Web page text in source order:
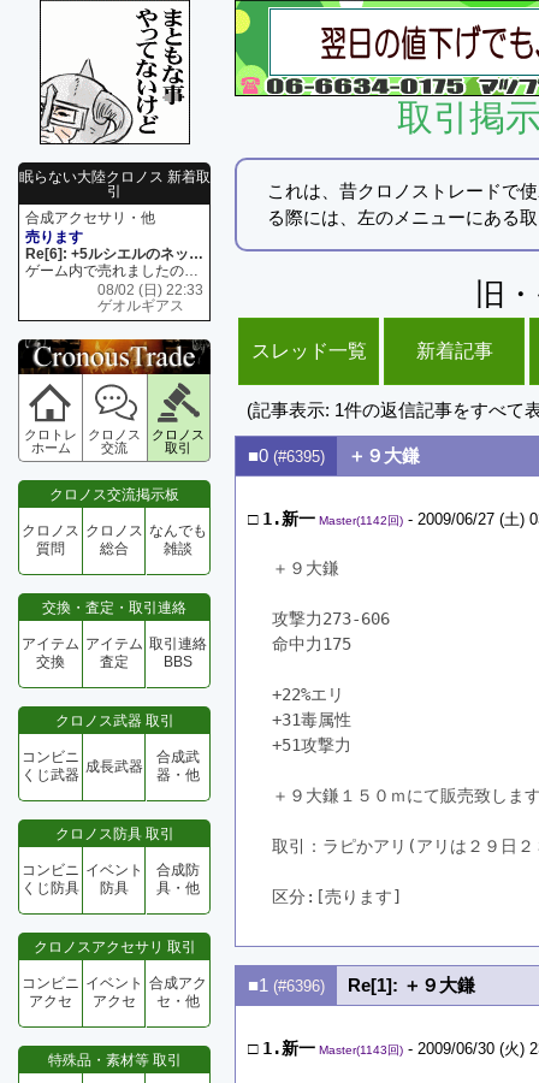
眠らない大陸クロノス 新着取
引
合成アクセサリ・他
売ります
Re[6]: +5ルシエルのネックレス
ゲーム内で売れましたので 在庫がネク1 リング4 となります リングのお値段は80G といたします
08/02 (日) 22:33
ゲオルギアス
クロトレ
ホーム
クロノス
交流
クロノス
取引
クロノス交流掲示板
クロノス
質問
クロノス
総合
なんでも
雑談
交換・査定・取引連絡
アイテム
交換
アイテム
査定
取引連絡
BBS
クロノス武器 取引
コンビニ
くじ武器 成長武器
合成武
器・他
クロノス防具 取引
コンビニ
くじ防具
イベント
防具
合成防
具・他
クロノスアクセサリ 取引
コンビニ
アクセ
イベント
アクセ
合成アク
セ・他
特殊品・素材等 取引
取引掲
これは、昔クロノストレードで
る際には、左のメニューにある
旧
スレッド一覧 新着記事
(記事表示: 1件の返信記事をすべて
■0 (#6395) ＋９大鎌
□ 1.新一 Master(1142回) - 2009/06/27 (土)
＋９大鎌
攻撃力273-606
命中力175
+22%エリ
+31毒属性
+51攻撃力
＋９大鎌１５０ｍにて販売致しま
取引：ラピかアリ(アリは２９日
区分:[売ります]
■1 (#6396) Re[1]: ＋９大鎌
□ 1.新一 Master(1143回) - 2009/06/30 (火)